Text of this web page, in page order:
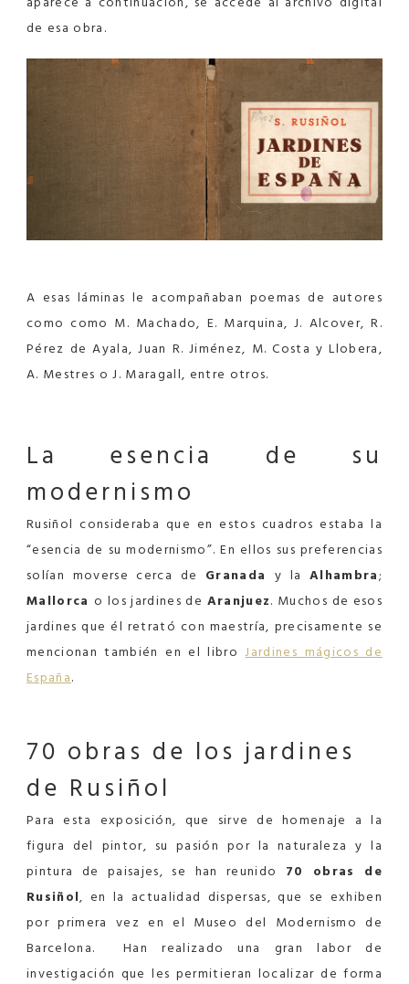
de esa obra.
A esas láminas le acompañaban poemas de autores
como como M. Machado, E. Marquina, J. Alcover, R.
Pérez de Ayala, Juan R. Jiménez, M. Costa y Llobera,
A. Mestres o J. Maragall, entre otros.
La esencia de su
modernismo
Rusiñol consideraba que en estos cuadros estaba la
“esencia de su modernismo”. En ellos sus preferencias
solían moverse cerca de Granada y la Alhambra;
Mallorcao los jardines de Aranjuez. Muchos de esos
jardines que él retrató con maestría, precisamente se
mencionan también en el libroJardines mágicos de
España.
70 obras de los jardines
de Rusiñol
Para esta exposición, que sirve de homenaje a la
figura del pintor, su pasión por la naturaleza y la
pintura de paisajes, se han reunido 70 obras de
Rusiñol, en la actualidad dispersas, que se exhiben
por primera vez en el Museo del Modernismo de
Barcelona. Han realizado una gran labor de
investigación que les permitieran localizar de forma